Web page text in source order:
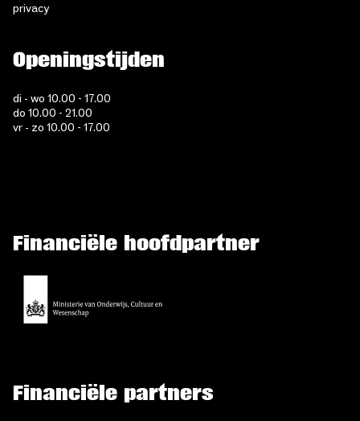
privacy
Openingstijden
di - wo 10.00 - 17.00
do 10.00 - 21.00
vr - zo 10.00 - 17.00
Financiële hoofdpartner
Financiële partners